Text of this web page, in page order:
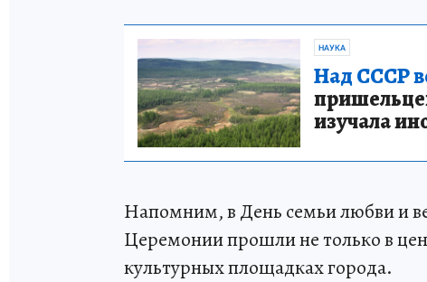
НАУКА
Над СССР
изучала
Напомним, в День семьи любви и
Церемонии прошли не только в
культурных площадках города.